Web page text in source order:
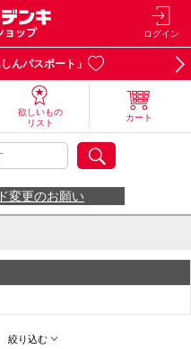
ログイン
んパスポート」
欲しいもの
リスト
カート
変更のお願い
絞り込む